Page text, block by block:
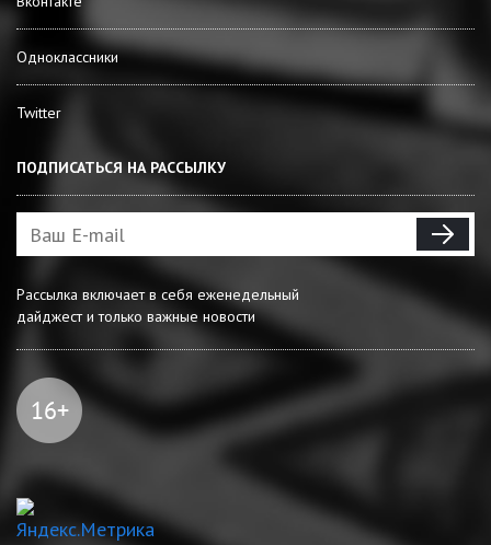
Одноклассники
Twitter
ПОДПИСАТЬСЯ НА РАССЫЛКУ
Рассылка включает в себя еженедельный
дайджест и только важные новости